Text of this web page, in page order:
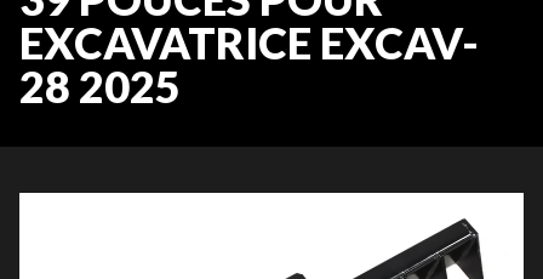
EXCAVATRICE EXCAV-
28 2025